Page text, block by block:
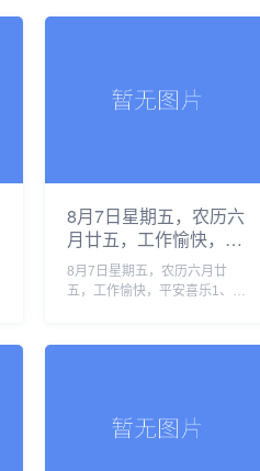
8月7日星期五，农历六
月廿五，工作愉快，平
安喜乐
8月7日星期五，农历六月廿
五，工作愉快，平安喜乐1、泰